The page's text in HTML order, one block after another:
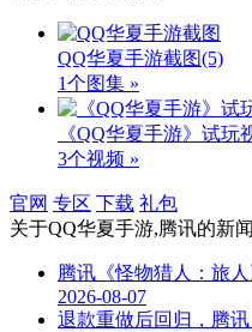
QQ华夏手游截图(5)
1个图集 »
《QQ华夏手游》试玩
3个视频 »
官网 专区 下载 礼包
关于QQ华夏手游,腾讯的新闻
腾讯《怪物猎人：旅
2026-08-07
退款重做后回归，腾